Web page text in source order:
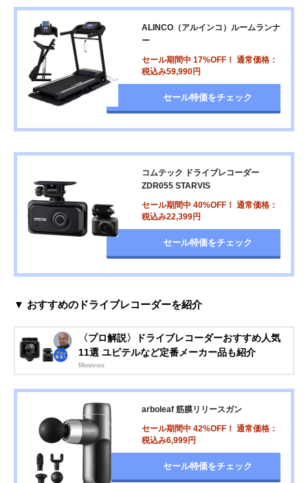
ALINCO（アルインコ）ルームランナ
ー
セール期間中 17%OFF！ 通常価格：
税込み59,990円
セール特価をチェック
コムテック ドライブレコーダー
ZDR055 STARVIS
セール期間中 40%OFF！ 通常価格：
税込み22,399円
セール特価をチェック
▼ おすすめのドライブレコーダーを紹介
〈プロ解説〉ドライブレコーダーおすすめ人気
11選 ユピテルなど定番メーカー品も紹介
Moovoo
arboleaf 筋膜リリースガン
セール期間中 42%OFF！ 通常価格：
税込み6,999円
セール特価をチェック